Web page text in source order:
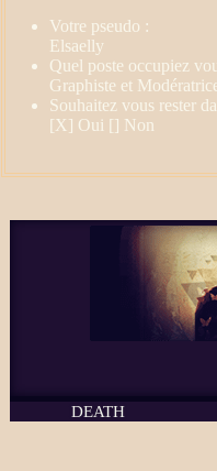
Votre pseudo :
Elsaelly
Quel poste occupiez
Graphiste et
Souhaitez vous rester
[X] Oui [] Non